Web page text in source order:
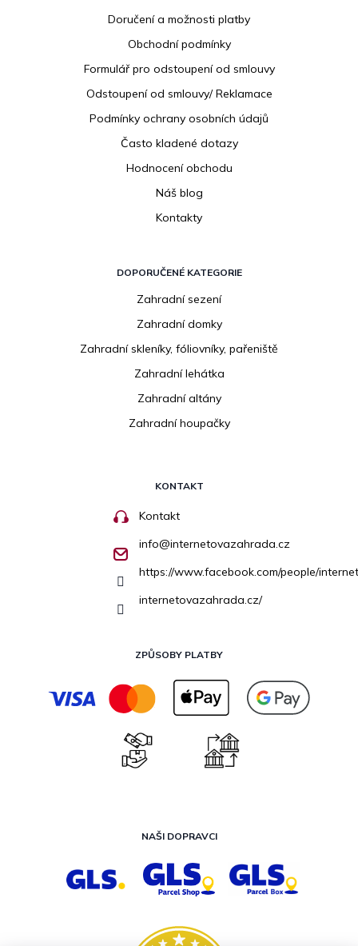
Doručení a možnosti platby
Obchodní podmínky
Formulář pro odstoupení od smlouvy
Odstoupení od smlouvy/ Reklamace
Podmínky ochrany osobních údajů
Často kladené dotazy
Hodnocení obchodu
Náš blog
Kontakty
DOPORUČENÉ KATEGORIE
Zahradní sezení
Zahradní domky
Zahradní skleníky, fóliovníky, pařeniště
Zahradní lehátka
Zahradní altány
Zahradní houpačky
KONTAKT
Kontakt
info@internetovazahrada.cz
https://www.facebook.com/people/
internetovazahrada.cz/
ZPŮSOBY PLATBY
NAŠI DOPRAVCI